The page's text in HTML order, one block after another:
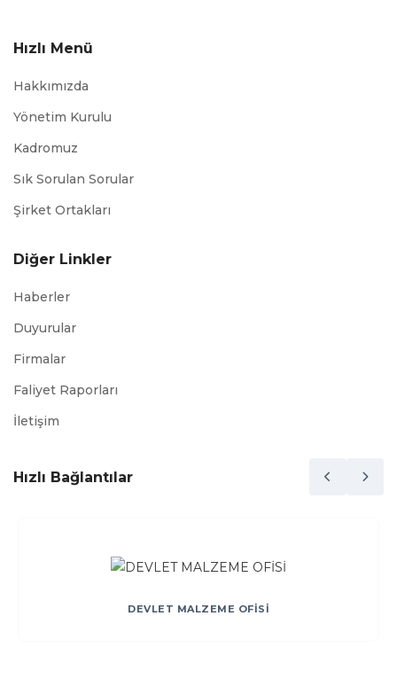
Hızlı Menü
Hakkımızda
Yönetim Kurulu
Kadromuz
Sık Sorulan Sorular
Şirket Ortakları
Diğer Linkler
Haberler
Duyurular
Firmalar
Faliyet Raporları
İletişim
Hızlı Bağlantılar
DEVLET MALZEME OFİSİ